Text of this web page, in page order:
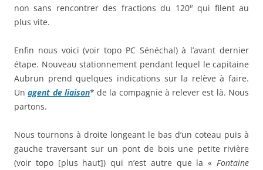
non sans rencontrer des fractions du 120equi filent au
plus vite.
Enfin nous voici (voir topo PC Sénéchal) à l’avant dernier
étape. Nouveau stationnement pendant lequel le capitaine
Aubrun prend quelques indications sur la relève à faire.
Unagent de liaison* de la compagnie à relever est là. Nous
partons.
Nous tournons à droite longeant le bas d’un coteau puis à
gauche traversant sur un pont de bois une petite rivière
(voir topo [plus haut]) qui n’est autre que la « Fontaine